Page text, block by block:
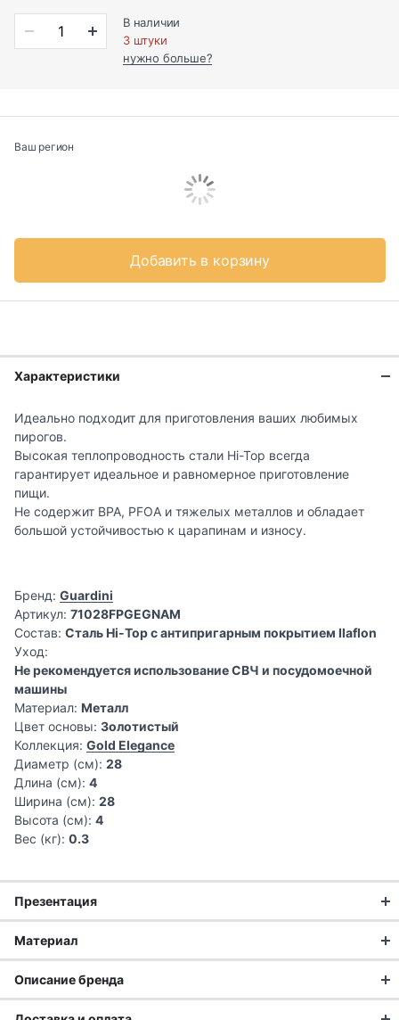
В наличии
3 штуки
нужно больше?
Ваш регион
Добавить в корзину
Характеристики
Идеально подходит для приготовления ваших любимых
пирогов.
Высокая теплопроводность стали Hi-Top всегда
гарантирует идеальное и равномерное приготовление
пищи.
Не содержит BPA, PFOA и тяжелых металлов и обладает
большой устойчивостью к царапинам и износу.
Бренд: Guardini
Артикул: 71028FPGEGNAM
Состав: Сталь Hi-Top с антипригарным покрытием Ilaflon
Уход:
Не рекомендуется использование СВЧ и посудомоечной
машины
Материал: Металл
Цвет основы: Золотистый
Коллекция: Gold Elegance
Диаметр (см): 28
Длина (см): 4
Ширина (см): 28
Высота (см): 4
Вес (кг): 0.3
Презентация
Материал
благодаря сочетанию внешнего светло-коричневого цвета
и золотого внутреннего антипригарного покрытия. Эта
Описание бренда